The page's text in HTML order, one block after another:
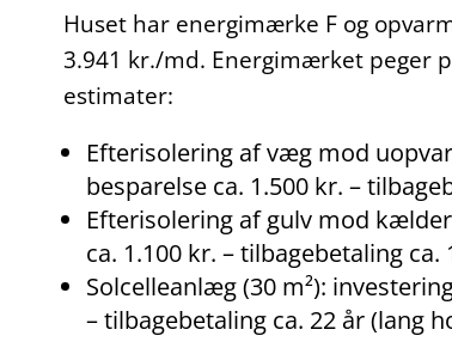
Huset har energimærke F og
3.941 kr./md. Energimærket peger
estimater:
Efterisolering af væg mod
besparelse ca. 1.500 kr. –
Efterisolering af gulv mod
ca. 1.100 kr. – tilbagebetaling ca.
Solcelleanlæg (30 m²):
– tilbagebetaling ca. 22 år (lang